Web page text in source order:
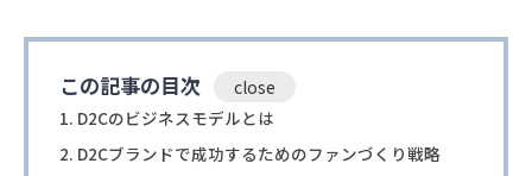
この記事の目次
D2Cのビジネスモデルとは
D2Cブランドで成功するためのファンづくり戦略